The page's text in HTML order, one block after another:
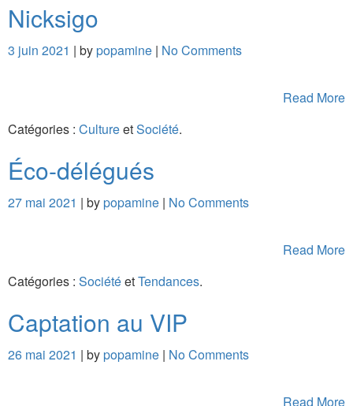
Nicksigo
3 juin 2021 | bypopamine | No Comments
Read More
Catégories : CultureetSociété.
Éco-délégués
27 mai 2021 | bypopamine | No Comments
Read More
Catégories : SociétéetTendances.
Captation au VIP
26 mai 2021 | bypopamine | No Comments
Read More